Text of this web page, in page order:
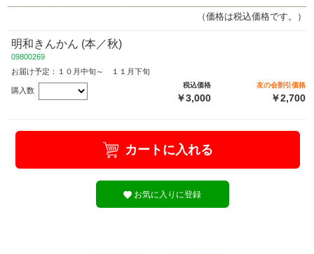
（価格は税込価格です。）
明和きんかん (本／秋)
09800269
お届け予定：１０月中旬～ １１月下旬
購入数
税込価格
￥3,000
友の会割引価格
￥2,700
カートに入れる
お気に入りに登録